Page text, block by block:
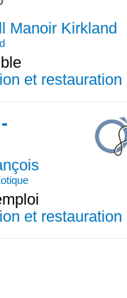
Manoir Kirkland
et restauration
et restauration